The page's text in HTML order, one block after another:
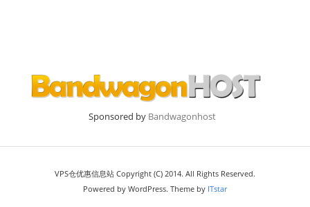
Sponsored by Bandwagonhost
VPS仓优惠信息站 Copyright (C) 2014. All Rights Reserved.
Powered by WordPress. Theme by ITstar